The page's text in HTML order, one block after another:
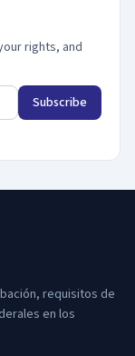
rights, and
Subscribe
requisitos de
en los